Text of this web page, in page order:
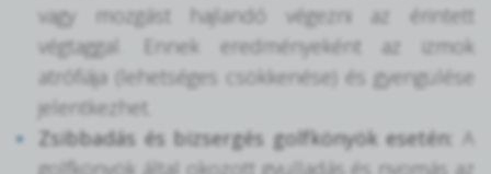
vagy mozgást hajlandó végezni az érintett
végtaggal. Ennek eredményeként az izmok
atrófiája (lehetséges csökkenése) és gyengülése
jelentkezhet.
Zsibbadás és bizsergés golfkönyök esetén: A
golfkönyök által okozott gyulladás és nyomás az